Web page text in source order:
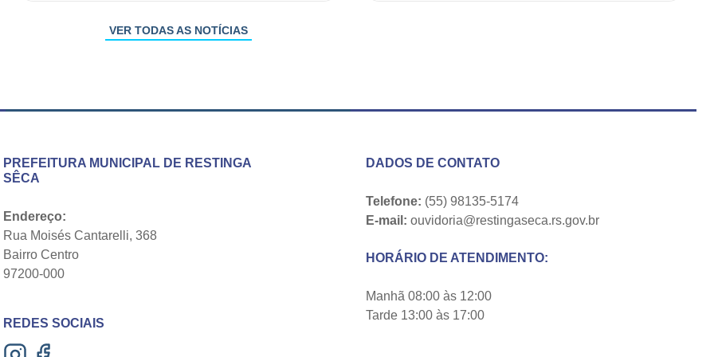
VER TODAS AS NOTÍCIAS
PREFEITURA MUNICIPAL DE RESTINGA
SÊCA
Endereço:
Rua Moisés Cantarelli, 368
Bairro Centro
97200-000
REDES SOCIAIS
DADOS DE CONTATO
Telefone: (55) 98135-5174
E-mail: ouvidoria@restingaseca.rs.gov.br
HORÁRIO DE ATENDIMENTO:
Manhã 08:00 às 12:00
Tarde 13:00 às 17:00